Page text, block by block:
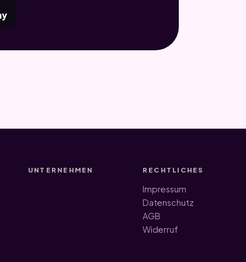
UNTERNEHMEN RECHTLICHES
Impressum
Datenschutz
AGB
Widerruf